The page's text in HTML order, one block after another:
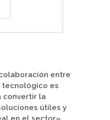
entre
tecnológico es
convertir la
útiles y